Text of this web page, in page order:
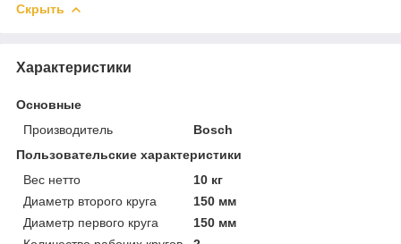
Скрыть
Характеристики
Основные
Производитель
Bosch
Пользовательские характеристики
Вес нетто
10 кг
Диаметр второго круга
150 мм
Диаметр первого круга
150 мм